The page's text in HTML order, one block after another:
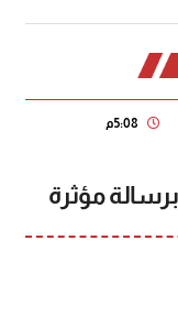
مؤثرة